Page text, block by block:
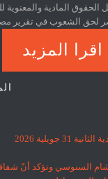
المادية والمعنوية
لحق الشعوب في تقرير
اقرا المزيد
جويلية 2026
السنوسي وتؤكد أنّ